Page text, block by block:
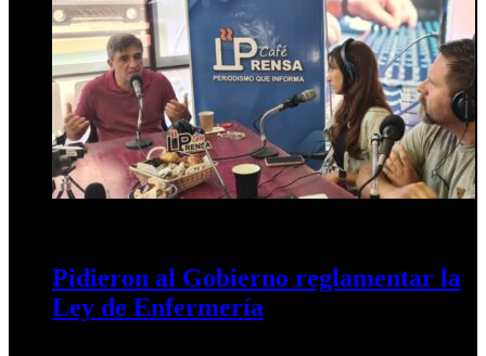
Pidieron al Gobierno reglamentar la
Ley de Enfermería